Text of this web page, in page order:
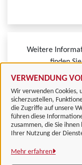
VERWENDUNG
Wir verwenden Cookies,
sicherzustellen,
die Zugriffe auf unsere
führen diese
zusammen, die Sie
Ihrer Nutzung der
Mehr erfahren
Weitere
finden
Landkreis
Alle Rechte